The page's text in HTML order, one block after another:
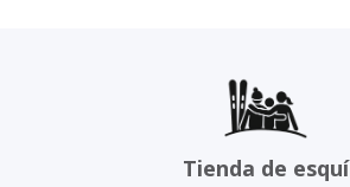
Tienda de esquí